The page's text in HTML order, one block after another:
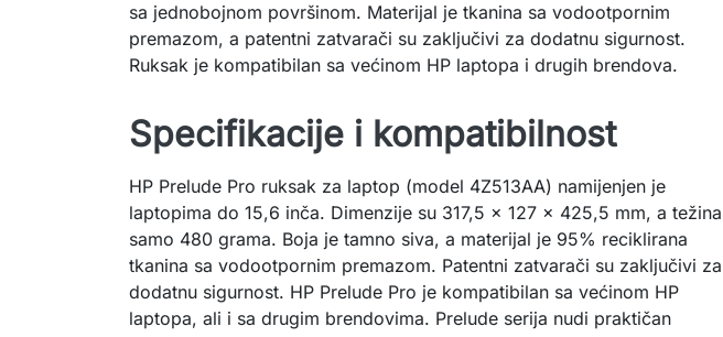
sa jednobojnom površinom. Materijal je tkanina sa vodootpornim
premazom, a patentni zatvarači su zaključivi za dodatnu sigurnost.
Ruksak je kompatibilan sa većinom HP laptopa i drugih brendova.
Specifikacije i kompatibilnost
HP Prelude Pro ruksak za laptop (model 4Z513AA) namijenjen je
laptopima do 15,6 inča. Dimenzije su 317,5 x 127 x 425,5 mm, a težina
samo 480 grama. Boja je tamno siva, a materijal je 95% reciklirana
tkanina sa vodootpornim premazom. Patentni zatvarači su zaključivi za
dodatnu sigurnost. HP Prelude Pro je kompatibilan sa većinom HP
laptopa, ali i sa drugim brendovima. Prelude serija nudi praktičan